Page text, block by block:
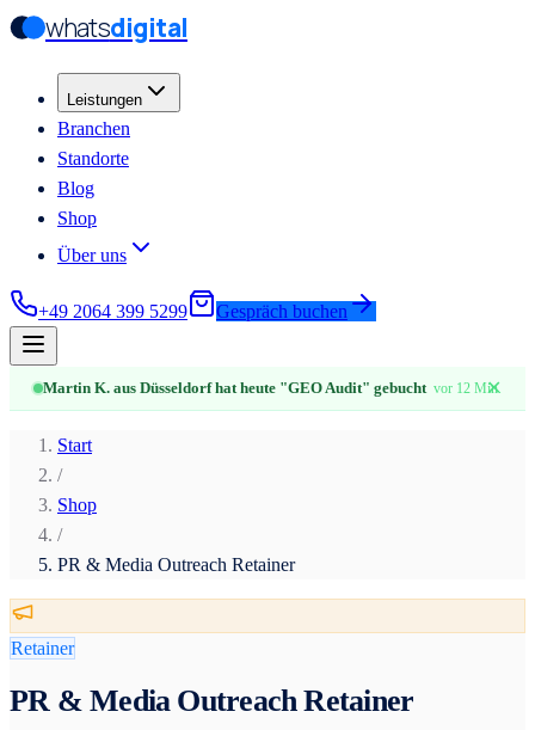
Zum Hauptinhalt springen
Zum Hauptinhalt springen
whatsdigital
Leistungen
Branchen
Standorte
Blog
Shop
Über uns
+49 2064 399 5299 Gespräch buchen
Martin K. aus Düsseldorf hat heute "GEO Audit" gebucht vor 12 Min.
✕
Start
/
Shop
/
PR & Media Outreach Retainer
Retainer
PR & Media Outreach Retainer